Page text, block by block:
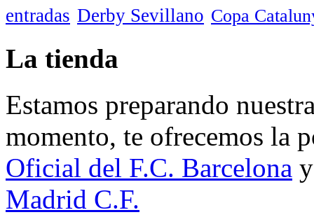
entradas Derby Sevillano Copa
La tienda
Estamos preparando
momento, te ofrecemos la
Oficial del F.C. Barcelona
Madrid C.F.